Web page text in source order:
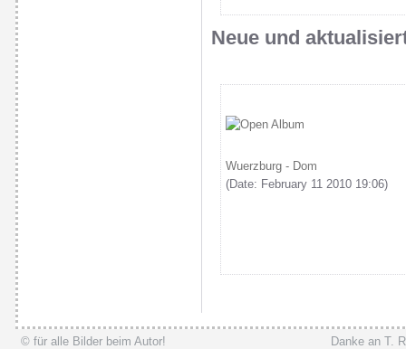
Neue und
Wuerzburg - Dom
(Date: February 11 2010 19:06)
© für alle Bilder beim Autor! Danke an T.